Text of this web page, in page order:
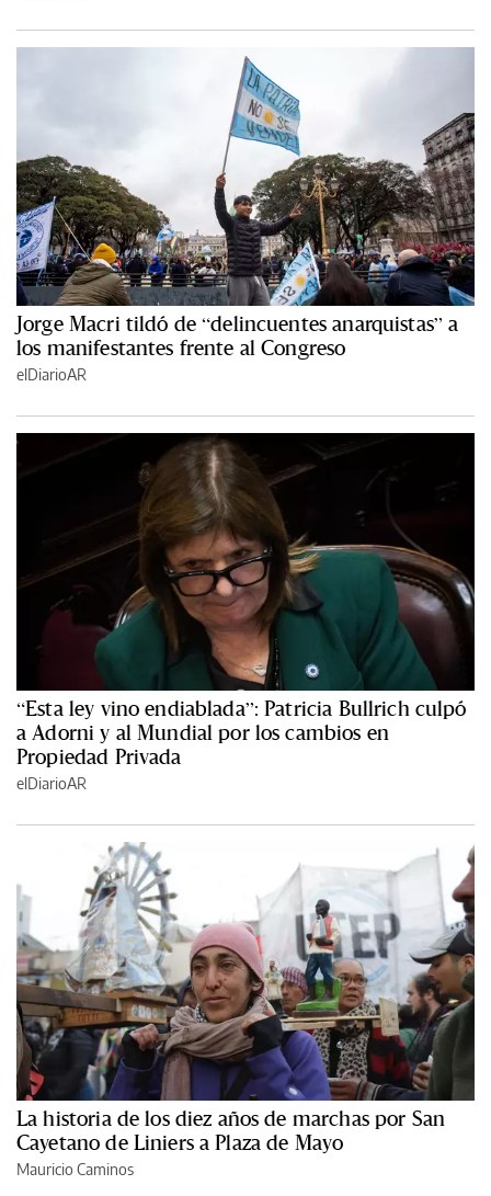
Jorge Macri tildó de “delincuentes anarquistas” a
los manifestantes frente al Congreso
elDiarioAR
“Esta ley vino endiablada”: Patricia Bullrich culpó
a Adorni y al Mundial por los cambios en
Propiedad Privada
elDiarioAR
La historia de los diez años de marchas por San
Cayetano de Liniers a Plaza de Mayo
Mauricio Caminos